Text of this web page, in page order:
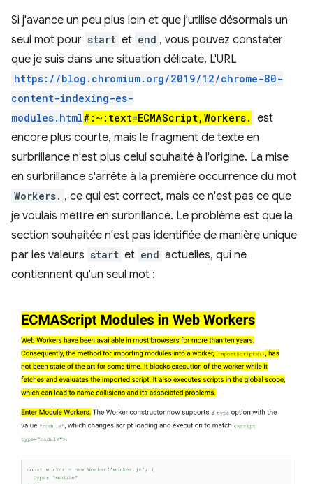
Si j'avance un peu plus loin et que j'utilise désormais un
seul mot pour start et end , vous pouvez constater
que je suis dans une situation délicate. L'URL
https://blog.chromium.org/2019/12/chrome-80-
content-indexing-es-
modules.html#:~:text=ECMAScript,Workers. est
encore plus courte, mais le fragment de texte en
surbrillance n'est plus celui souhaité à l'origine. La mise
en surbrillance s'arrête à la première occurrence du mot
Workers. , ce qui est correct, mais ce n'est pas ce que
je voulais mettre en surbrillance. Le problème est que la
section souhaitée n'est pas identifiée de manière unique
par les valeurs start et end actuelles, qui ne
contiennent qu'un seul mot :